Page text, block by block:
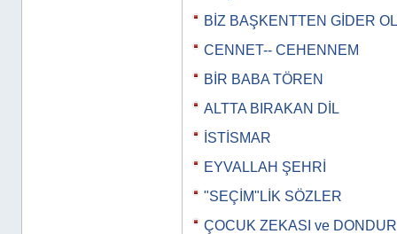
BİZ BAŞKENTTEN GİDER
CENNET-- CEHENNEM
BİR BABA TÖREN
ALTTA BIRAKAN DİL
İSTİSMAR
EYVALLAH ŞEHRİ
"SEÇİM"LİK SÖZLER
ÇOCUK ZEKASI ve